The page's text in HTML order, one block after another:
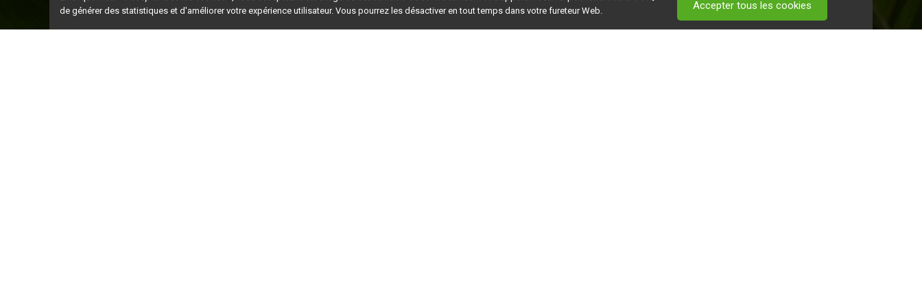
de générer des statistiques et d'améliorer votre expérience utilisateur. Vous pourrez les désactiver en tout temps dans votre fureteur Web.
Accepter tous les cookies